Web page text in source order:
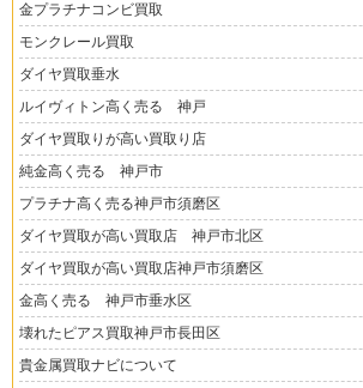
金プラチナコンビ買取
モンクレール買取
ダイヤ買取垂水
ルイヴィトン高く売る 神戸
ダイヤ買取りが高い買取り店
純金高く売る 神戸市
プラチナ高く売る神戸市須磨区
ダイヤ買取が高い買取店 神戸市北区
ダイヤ買取が高い買取店神戸市須磨区
金高く売る 神戸市垂水区
壊れたピアス買取神戸市長田区
貴金属買取ナビについて